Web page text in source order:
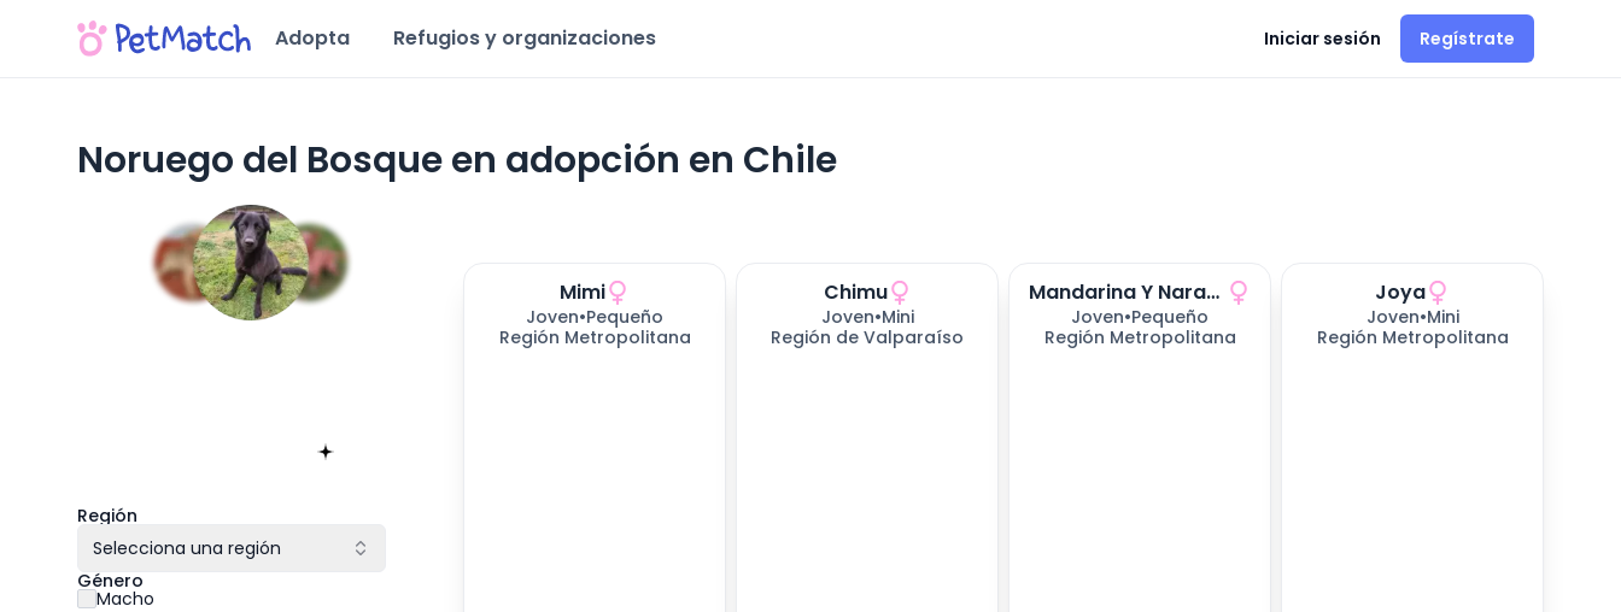
Adopta Refugios y organizaciones Iniciar sesión Regístrate
Noruego del Bosque en adopción en Chile
Región
Selecciona una región
Género
Macho
Mimi
Joven•Pequeño
Región Metropolitana
Chimu
Joven•Mini
Región de Valparaíso
Mandarina Y Naranjo
Joven•Pequeño
Región Metropolitana
Joya
Joven•Mini
Región Metropolitana